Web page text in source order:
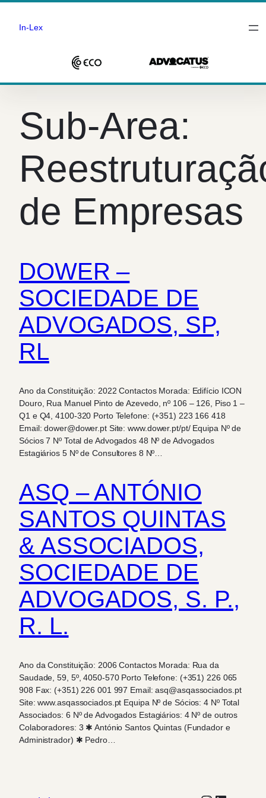
Saltar
conteúdo
In-Lex
Sub-Area:
de Empresas
DOWER –
SOCIEDADE DE
ADVOGADOS, SP,
RL
Ano da Constituição: 2022 Contactos Morada: Edifício ICON
Douro, Rua Manuel Pinto de Azevedo, nº 106 – 126, Piso 1 –
Q1 e Q4, 4100-320 Porto Telefone: (+351) 223 166 418
Email: dower@dower.pt Site: www.dower.pt/pt/ Equipa Nº de
Sócios 7 Nº Total de Advogados 48 Nº de Advogados
Estagiários 5 Nº de Consultores 8 Nº…
ASQ – ANTÓNIO
SANTOS QUINTAS
& ASSOCIADOS,
SOCIEDADE DE
ADVOGADOS, S. P.,
R. L.
Ano da Constituição: 2006 Contactos Morada: Rua da
Saudade, 59, 5º, 4050-570 Porto Telefone: (+351) 226 065
908 Fax: (+351) 226 001 997 Email: asq@asqassociados.pt
Site: www.asqassociados.pt Equipa Nº de Sócios: 4 Nº Total
Associados: 6 Nº de Advogados Estagiários: 4 Nº de outros
Colaboradores: 3 ✱ António Santos Quintas (Fundador e
Administrador) ✱ Pedro…